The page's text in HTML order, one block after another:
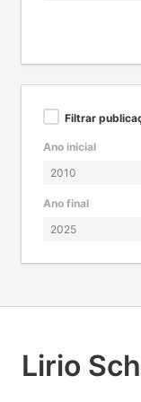
Filtrar
Ano inicial
Ano final
Lirio